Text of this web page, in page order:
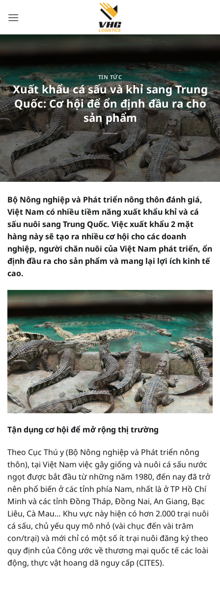
qua
dung
TIN TỨC
Xuất khẩu cá sấu và khỉ sang Trung
Quốc: Cơ hội để ổn định đầu ra cho
sản phẩm
Bộ Nông nghiệp và Phát triển nông thôn đánh giá,
Việt Nam có nhiều tiềm năng xuất khẩu khỉ và cá
sấu nuôi sang Trung Quốc. Việc xuất khẩu 2 mặt
hàng này sẽ tạo ra nhiều cơ hội cho các doanh
nghiệp, người chăn nuôi của Việt Nam phát triển, ổn
định đầu ra cho sản phẩm và mang lại lợi ích kinh tế
cao.
Tận dụng cơ hội để mở rộng thị trường
Theo Cục Thú y (Bộ Nông nghiệp và Phát triển nông
thôn), tại Việt Nam việc gây giống và nuôi cá sấu nước
ngọt được bắt đầu từ những năm 1980, đến nay đã trở
nên phổ biến ở các tỉnh phía Nam, nhất là ở TP Hồ Chí
Minh và các tỉnh Đồng Tháp, Đồng Nai, An Giang, Bạc
Liêu, Cà Mau… Khu vực này hiện có hơn 2.000 trại nuôi
cá sấu, chủ yếu quy mô nhỏ (vài chục đến vài trăm
con/trại) và mới chỉ có một số ít trại nuôi đăng ký theo
quy định của Công ước về thương mại quốc tế các loài
động, thực vật hoang dã nguy cấp (CITES).